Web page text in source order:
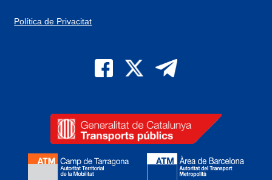
Política de Privacitat